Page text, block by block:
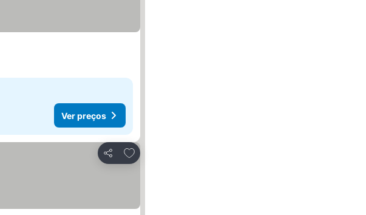
Ver preços
Partilhar
Adicionar aos favoritos